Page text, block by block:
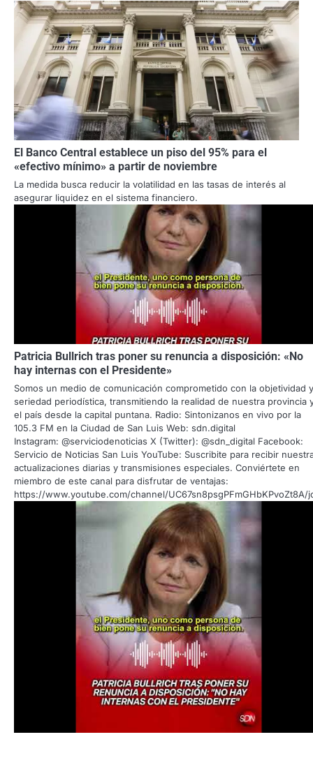
El Banco Central establece un piso del 95% para el
«efectivo mínimo» a partir de noviembre
La medida busca reducir la volatilidad en las tasas de interés al
asegurar liquidez en el sistema financiero.
Patricia Bullrich tras poner su renuncia a disposición: «No
hay internas con el Presidente»
Somos un medio de comunicación comprometido con la objetividad
seriedad periodística, transmitiendo la realidad de nuestra provincia
el país desde la capital puntana. Radio: Sintonizanos en vivo por la
105.3 FM en la Ciudad de San Luis Web: sdn.digital
Instagram: @serviciodenoticias X (Twitter): @sdn_digital Facebook:
Servicio de Noticias San Luis YouTube: Suscribite para recibir
actualizaciones diarias y transmisiones especiales. Conviértete en
miembro de este canal para disfrutar de ventajas:
https://www.youtube.com/channel/UC67sn8psgPFmGHbKPvoZt8A/